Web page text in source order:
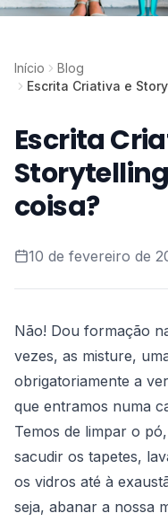
Início
Blog
Escrita Criativa e
Escrita
coisa?
10 de fevereiro de
Não! Dou formação
vezes, as misture,
obrigatoriamente a
que entramos numa
Temos de limpar o
sacudir os tapetes,
os vidros até à
seja, abanar a nossa